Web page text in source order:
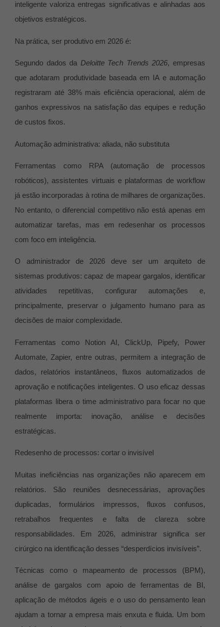
inteligente valoriza entregas significativas e alinhadas aos
objetivos estratégicos.
Na prática, ser produtivo em 2026 é:
Segundo dados da Deloitte Tech Trends 2026, empresas
que adotaram produtividade baseada em IA e automação
registraram até 38% mais eficiência operacional, além de
ganhos expressivos na satisfação das equipes e redução
de custos fixos.
Automação administrativa: aliada, não substituta
Ferramentas como RPA (automação de processos
robóticos), assistentes virtuais e plataformas de workflow
já estão incorporadas à rotina de milhares de organizações.
No entanto, o diferencial competitivo não está apenas em
automatizar tarefas, mas em redesenhar os processos
com foco em inteligência.
O administrador de 2026 deve ser um arquiteto de
sistemas produtivos: capaz de mapear gargalos, identificar
atividades repetitivas, configurar automações e,
principalmente, preservar o julgamento humano para as
decisões de maior complexidade.
Ferramentas como Notion AI, ClickUp, Pipefy, Power
Automate, Zapier, entre outras, permitem a integração de
dados, relatórios instantâneos, fluxos automatizados de
aprovação e notificações inteligentes. O uso eficaz dessas
plataformas libera o time administrativo para focar no que
realmente importa: inovação, análise e decisões
estratégicas.
Redesenho de processos: cortar o invisível
Muitas ineficiências nas organizações não aparecem em
relatórios. São reuniões desnecessárias, aprovações
duplicadas, formulários impressos, fluxos confusos,
retrabalhos frequentes e falta de clareza sobre
responsabilidades. Em 2026, administrar significa ser
cirúrgico na identificação desses “desperdícios invisíveis”.
Técnicas como o mapeamento de processos (BPM),
análise de gargalos com apoio de ferramentas de BI,
aplicação de métodos ágeis e o uso do pensamento lean
ajudam a tornar a empresa mais enxuta e fluida. Um bom